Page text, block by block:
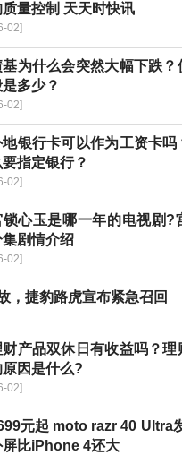
质量控制 天天时快讯
02]
基为什么会突然大幅下跌？
多少？
02]
地银行卡可以作为工资卡吗
指定银行？
02]
锁心玉是哪一年的电视剧?
集剧情介绍
02]
，捷豹路虎宣布紧急召回
财产品双休日有收益吗？理
原因是什么?
02]
元起 moto razr 40 Ultra
屏比iPhone 4还大